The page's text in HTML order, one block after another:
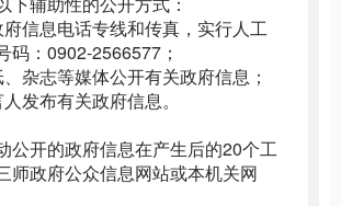
信息电话专线和传真，实行人工
码： 0902-2566577 ；
杂志等媒体公开有关政府信息；
发布有关政府信息。
公开的政府信息在产生后的20个工
师政府公众信息网站或本机关网